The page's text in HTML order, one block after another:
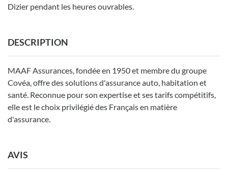
Dizier pendant les heures ouvrables.
DESCRIPTION
MAAF Assurances, fondée en 1950 et membre du groupe
Covéa, offre des solutions d'assurance auto, habitation et
santé. Reconnue pour son expertise et ses tarifs compétitifs,
elle est le choix privilégié des Français en matière
d'assurance.
AVIS